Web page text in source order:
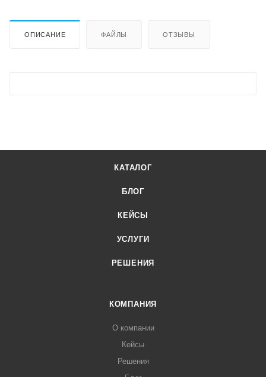
ОПИСАНИЕ ФАЙЛЫ ОТЗЫВЫ
КАТАЛОГ
БЛОГ
КЕЙСЫ
УСЛУГИ
РЕШЕНИЯ
КОМПАНИЯ
О компании
Кейсы
Решения